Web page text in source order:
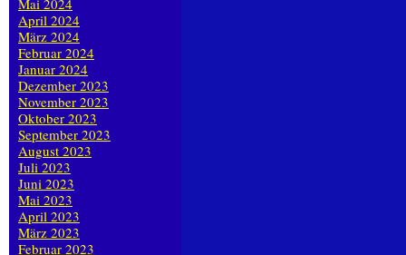
Mai 2024
April 2024
März 2024
Februar 2024
Januar 2024
Dezember 2023
November 2023
Oktober 2023
September 2023
August 2023
Juli 2023
Juni 2023
Mai 2023
April 2023
März 2023
Februar 2023